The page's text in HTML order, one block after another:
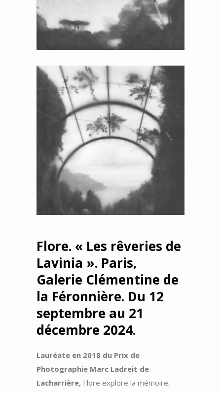
Flore. « Les rêveries de
Lavinia ». Paris,
Galerie Clémentine de
la Féronnière. Du 12
septembre au 21
décembre 2024.
Lauréate en 2018 du Prix de
Photographie Marc Ladreit de
Lacharrière, Flore explore la mémoire,